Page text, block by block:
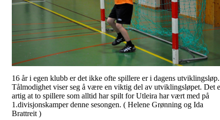
16 år i egen klubb er det ikke ofte spillere er i dagens utviklingsløp.
Tålmodighet viser seg å være en viktig del av utviklingsløpet. Det
artig at to spillere som alltid har spilt for Utleira har vært med på
1.divisjonskamper denne sesongen. ( Helene Grønning og Ida
Brattreit )